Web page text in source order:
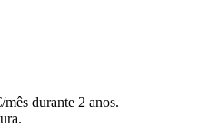
durante 2 anos.